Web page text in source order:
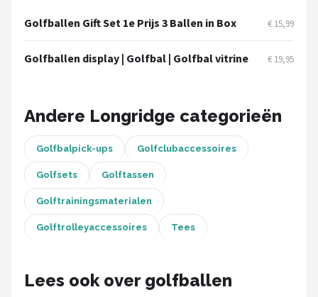
Nivard
Bovista
Skymax
Callaway
Wilson
FastFold
Golfballen Gift Set 1e Prijs 3 Ballen in Box € 15,99
Golfballen display | Golfbal | Golfbal vitrine € 19,95
Andere Longridge categorieën
Golfbalpick-ups Golfclubaccessoires
Golfsets Golftassen
Golftrainingsmaterialen
Golftrolleyaccessoires Tees
Lees ook over golfballen